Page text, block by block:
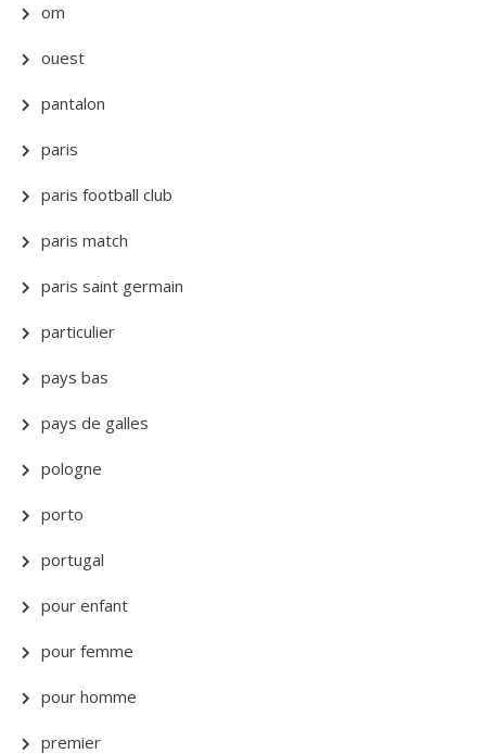
om
ouest
pantalon
paris
paris football club
paris match
paris saint germain
particulier
pays bas
pays de galles
pologne
porto
portugal
pour enfant
pour femme
pour homme
premier